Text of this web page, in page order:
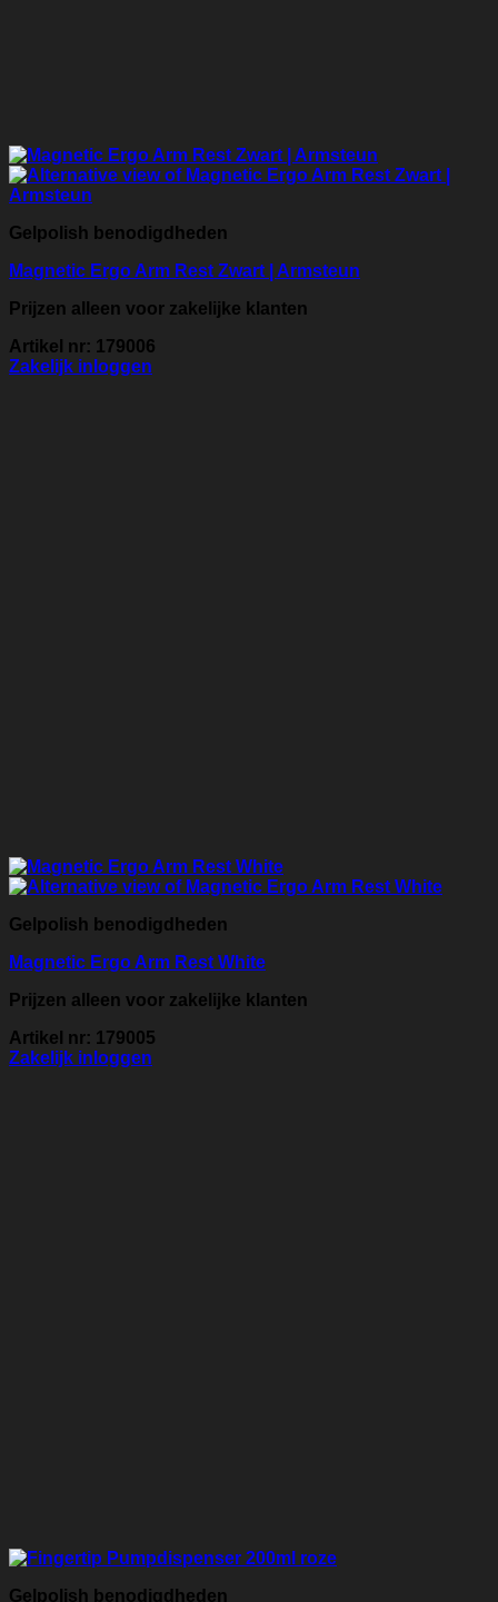
Gelpolish benodigdheden
Magnetic Ergo Arm Rest Zwart | Armsteun
Prijzen alleen voor zakelijke klanten
Artikel nr: 179006
Zakelijk inloggen
Gelpolish benodigdheden
Magnetic Ergo Arm Rest White
Prijzen alleen voor zakelijke klanten
Artikel nr: 179005
Zakelijk inloggen
Gelpolish benodigdheden